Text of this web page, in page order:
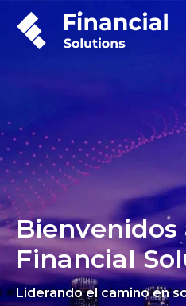
Bienvenidos
Financial
Liderando el camino en